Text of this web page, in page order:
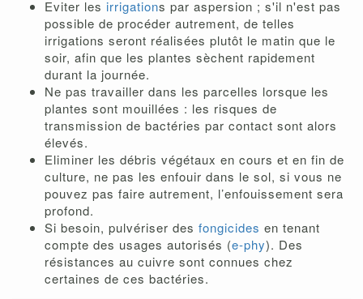
Eviter les irrigations par aspersion ; s'il n'est pas
possible de procéder autrement, de telles
irrigations seront réalisées plutôt le matin que le
soir, afin que les plantes sèchent rapidement
durant la journée.
Ne pas travailler dans les parcelles lorsque les
plantes sont mouillées : les risques de
transmission de bactéries par contact sont alors
élevés.
Eliminer les débris végétaux en cours et en fin de
culture, ne pas les enfouir dans le sol, si vous ne
pouvez pas faire autrement, l’enfouissement sera
profond.
Si besoin, pulvériser des fongicides en tenant
compte des usages autorisés (e-phy). Des
résistances au cuivre sont connues chez
certaines de ces bactéries.